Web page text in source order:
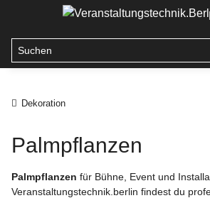
Dekoration
Palmpflanzen
Palmpflanzen für Bühne, Event und
Veranstaltungstechnik.berlin findest du